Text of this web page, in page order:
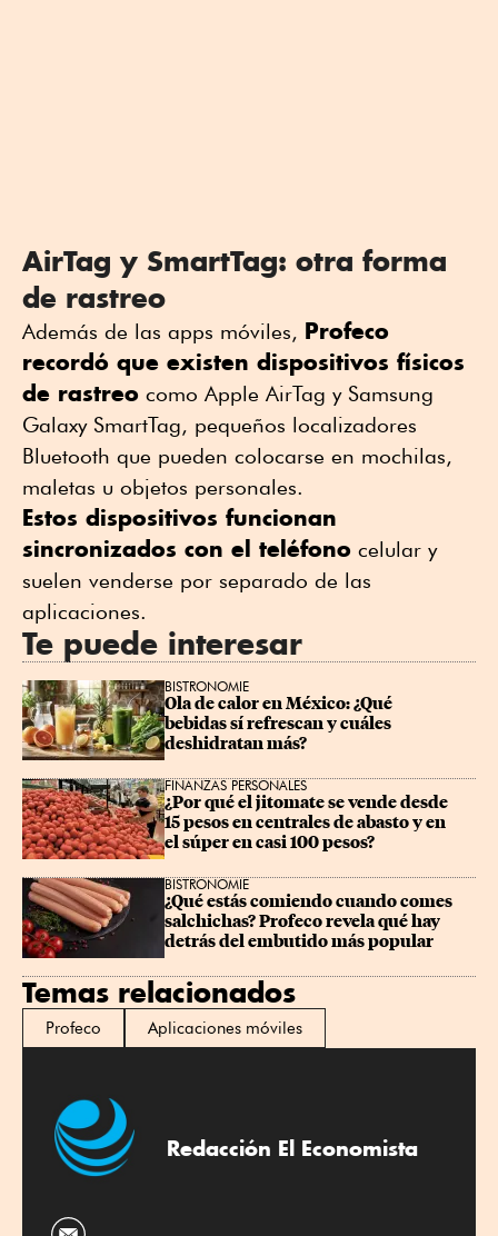
AirTag y SmartTag: otra forma
de rastreo
Además de las apps móviles, Profeco
recordó que existen dispositivos físicos
de rastreo como Apple AirTag y Samsung
Galaxy SmartTag, pequeños localizadores
Bluetooth que pueden colocarse en mochilas,
maletas u objetos personales.
Estos dispositivos funcionan
sincronizados con el teléfono celular y
suelen venderse por separado de las
aplicaciones.
Te puede interesar
BISTRONOMIE
Ola de calor en México: ¿Qué
bebidas sí refrescan y cuáles
deshidratan más?
FINANZAS PERSONALES
¿Por qué el jitomate se vende desde
15 pesos en centrales de abasto y en
el súper en casi 100 pesos?
BISTRONOMIE
¿Qué estás comiendo cuando comes
salchichas? Profeco revela qué hay
detrás del embutido más popular
Temas relacionados
Profeco Aplicaciones móviles
Redacción El Economista